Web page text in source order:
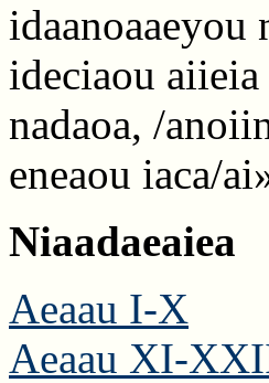
idaanoaaeyou
ideciaou aiieia
nadaoa, /
eneaou iaca/
Niaadaeaiea
Aeaau I-X
Aeaau XI-